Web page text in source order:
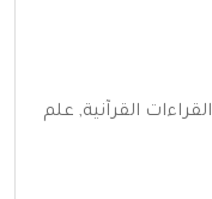
القراءات القرآنية, علم